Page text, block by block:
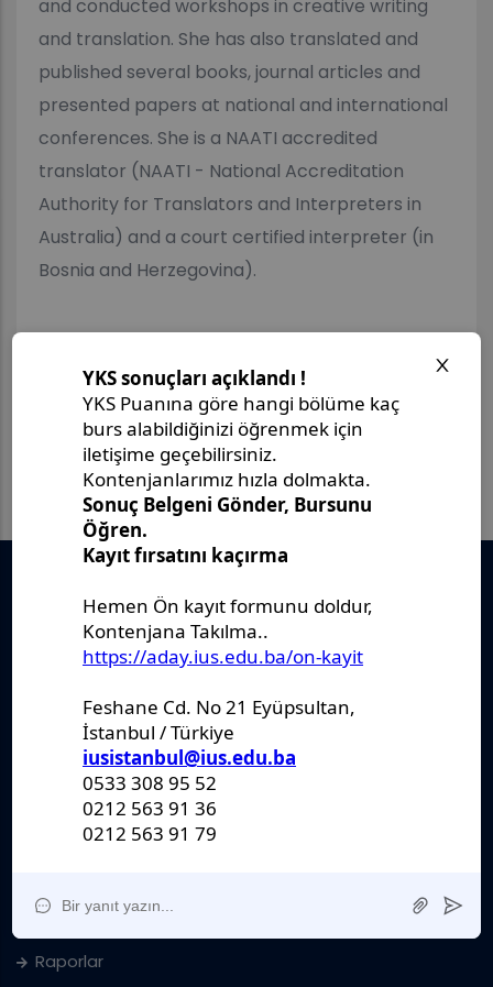
and conducted workshops in creative writing
and translation. She has also translated and
published several books, journal articles and
presented papers at national and international
conferences. She is a NAATI accredited
translator (NAATI - National Accreditation
Authority for Translators and Interpreters in
Australia) and a court certified interpreter (in
Bosnia and Herzegovina).
Önemli Belgeler
IUS Statüs
Yönetmelikler
Kanunlar
Politikalar
Raporlar